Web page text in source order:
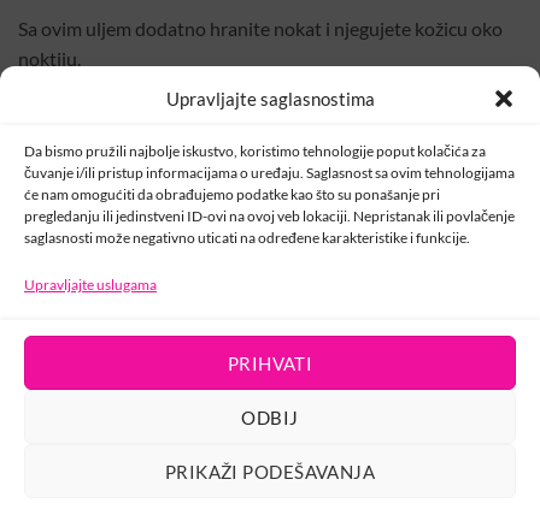
Upravljajte saglasnostima
Da bismo pružili najbolje iskustvo, koristimo tehnologije poput kolačića za
čuvanje i/ili pristup informacijama o uređaju. Saglasnost sa ovim tehnologijama
će nam omogućiti da obrađujemo podatke kao što su ponašanje pri
pregledanju ili jedinstveni ID-ovi na ovoj veb lokaciji. Nepristanak ili povlačenje
saglasnosti može negativno uticati na određene karakteristike i funkcije.
Upravljajte uslugama
PRIHVATI
ODBIJ
PRIKAŽI PODEŠAVANJA
Sa ovim uljem dodatno hranite nokat i njegujete kožicu oko
noktiju.
Koristite ulje nakon manikira, umjetnih noktiju,trajnog laka ili
čak nakon pedikira.
Možete ga koristiti i u kućnoj varijanti.
USLOVI KORIŠTENJA
POLITIKA PRIVATNOSTI
PRAVILA O KOLAČIĆIMA
Copyright 2026 © developed by wizionar.com